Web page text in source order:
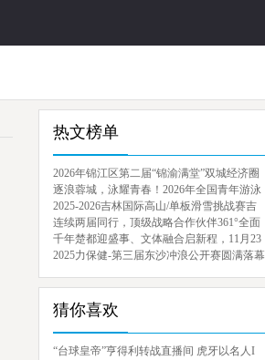
热文榜单
2026年锦江区第二届“锦渝满堂”双城经济圈
逐浪蓉城，泳耀青春！2026年全国青年游泳
2025-2026吉林国际高山/单板滑雪挑战赛吉
连续两届同行，顶级战略合作伙伴361°全面
千年楚都迎盛事、文体融合启新程，11月23
2025力保健-第三届东沙冲浪公开赛圆满落幕
猜你喜欢
“台球皇帝”亨得利转战直播间 虎牙以名人I